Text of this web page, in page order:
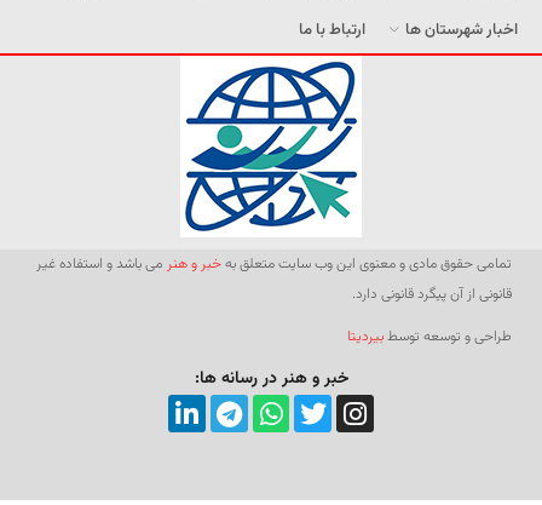
اخبار شهرستان ها
ارتباط با ما
تمامی حقوق مادی و معنوی این وب سایت متعلق بهخبر و هنر می باشد و استفاده غیر
قانونی از آن پیگرد قانونی دارد.
طراحی و توسعه توسطبیردیتا
خبر و هنر در رسانه ها: